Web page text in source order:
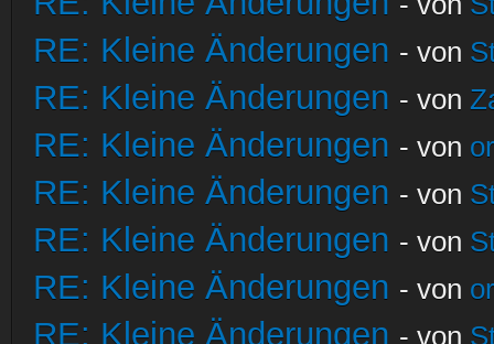
RE: Kleine Änderungen - von
RE: Kleine Änderungen - von
RE: Kleine Änderungen - von
RE: Kleine Änderungen - von
RE: Kleine Änderungen - von
RE: Kleine Änderungen - von
RE: Kleine Änderungen - von